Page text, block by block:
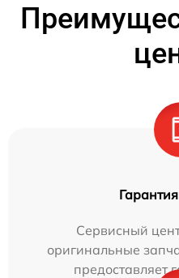
Сервисный
оригинальные
предоставляет